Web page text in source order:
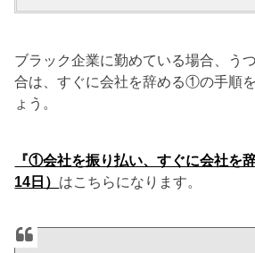
ブラック企業に勤めている場合、う
合は、すぐに会社を辞める①の手順
ょう。
『①会社を振り払い、すぐに会社を
14日） はこちらになります。